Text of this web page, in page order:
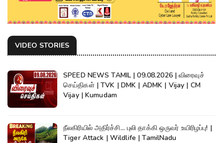
VIDEO STORIES
SPEED NEWS TAMIL | 09.08.2026 | விரைவுச்
செய்திகள் | TVK | DMK | ADMK | Vijay | CM
Vijay | Kumudam
நீலகிரியில் அதிர்ச்சி... புலி தாக்கி ஒருவர் உயிரிழப்பு! |
Tiger Attack | Wildlife | TamilNadu